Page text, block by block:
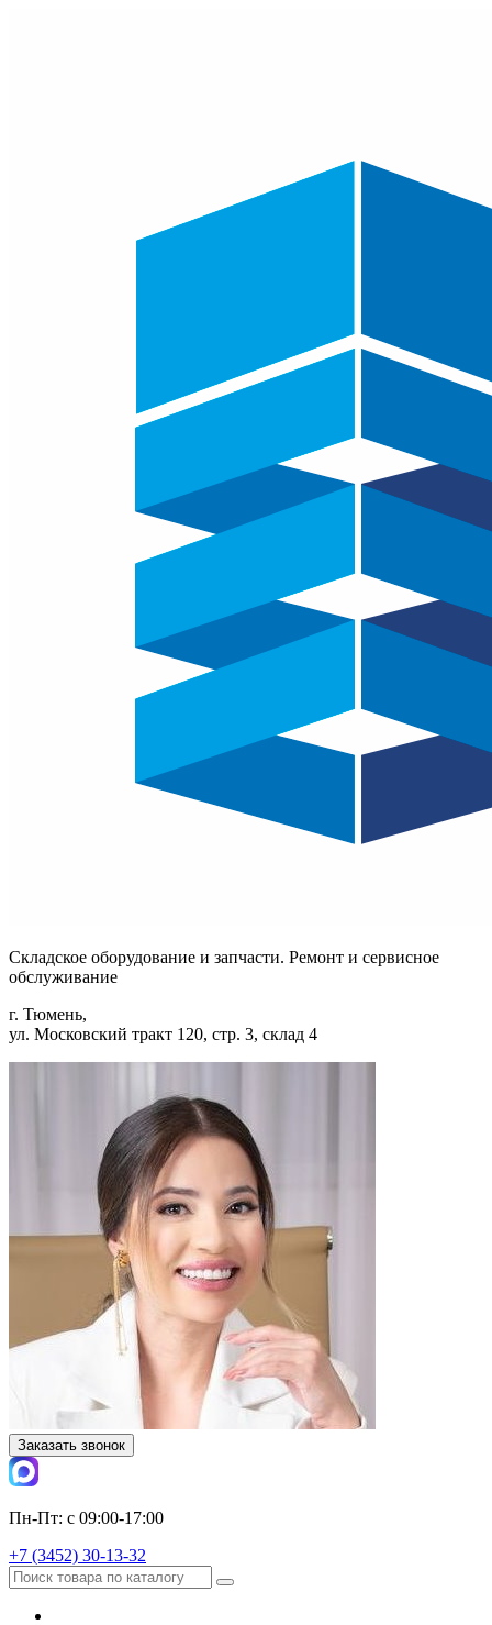
Складское оборудование и запчасти. Ремонт и сервисное
обслуживание
г. Тюмень,
ул. Московский тракт 120, стр. 3, склад 4
Заказать звонок
Пн-Пт: с 09:00-17:00
+7 (3452) 30-13-32